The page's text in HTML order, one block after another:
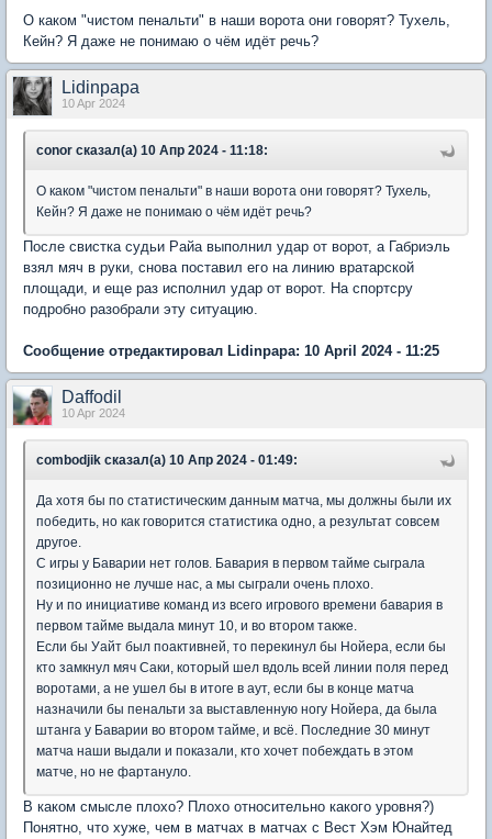
О каком "чистом пенальти" в наши ворота они говорят? Тухель,
Кейн? Я даже не понимаю о чём идёт речь?
Lidinpapa
10 Apr 2024
conor сказал(а) 10 Апр 2024 - 11:18:
О каком "чистом пенальти" в наши ворота они говорят? Тухель,
Кейн? Я даже не понимаю о чём идёт речь?
После свистка судьи Райа выполнил удар от ворот, а Габриэль
взял мяч в руки, снова поставил его на линию вратарской
площади, и еще раз исполнил удар от ворот. На спортсру
подробно разобрали эту ситуацию.
Сообщение отредактировал Lidinpapa: 10 April 2024 - 11:25
Daffodil
10 Apr 2024
combodjik сказал(а) 10 Апр 2024 - 01:49:
Да хотя бы по статистическим данным матча, мы должны были их
победить, но как говорится статистика одно, а результат совсем
другое.
С игры у Баварии нет голов. Бавария в первом тайме сыграла
позиционно не лучше нас, а мы сыграли очень плохо.
Ну и по инициативе команд из всего игрового времени бавария в
первом тайме выдала минут 10, и во втором также.
Если бы Уайт был поактивней, то перекинул бы Нойера, если бы
кто замкнул мяч Саки, который шел вдоль всей линии поля перед
воротами, а не ушел бы в итоге в аут, если бы в конце матча
назначили бы пенальти за выставленную ногу Нойера, да была
штанга у Баварии во втором тайме, и всё. Последние 30 минут
матча наши выдали и показали, кто хочет побеждать в этом
матче, но не фартануло.
В каком смысле плохо? Плохо относительно какого уровня?)
Понятно, что хуже, чем в матчах в матчах с Вест Хэм Юнайтед